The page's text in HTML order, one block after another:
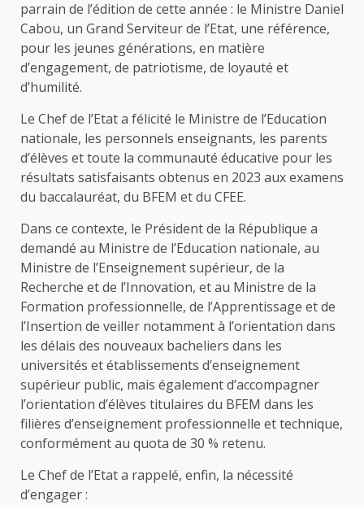
parrain de l’édition de cette année : le Ministre Daniel
Cabou, un Grand Serviteur de l’Etat, une référence,
pour les jeunes générations, en matière
d’engagement, de patriotisme, de loyauté et
d’humilité.
Le Chef de l’Etat a félicité le Ministre de l’Education
nationale, les personnels enseignants, les parents
d’élèves et toute la communauté éducative pour les
résultats satisfaisants obtenus en 2023 aux examens
du baccalauréat, du BFEM et du CFEE.
Dans ce contexte, le Président de la République a
demandé au Ministre de l’Education nationale, au
Ministre de l’Enseignement supérieur, de la
Recherche et de l’Innovation, et au Ministre de la
Formation professionnelle, de l’Apprentissage et de
l’Insertion de veiller notamment à l’orientation dans
les délais des nouveaux bacheliers dans les
universités et établissements d’enseignement
supérieur public, mais également d’accompagner
l’orientation d’élèves titulaires du BFEM dans les
filières d’enseignement professionnelle et technique,
conformément au quota de 30 % retenu.
Le Chef de l’Etat a rappelé, enfin, la nécessité
d’engager :